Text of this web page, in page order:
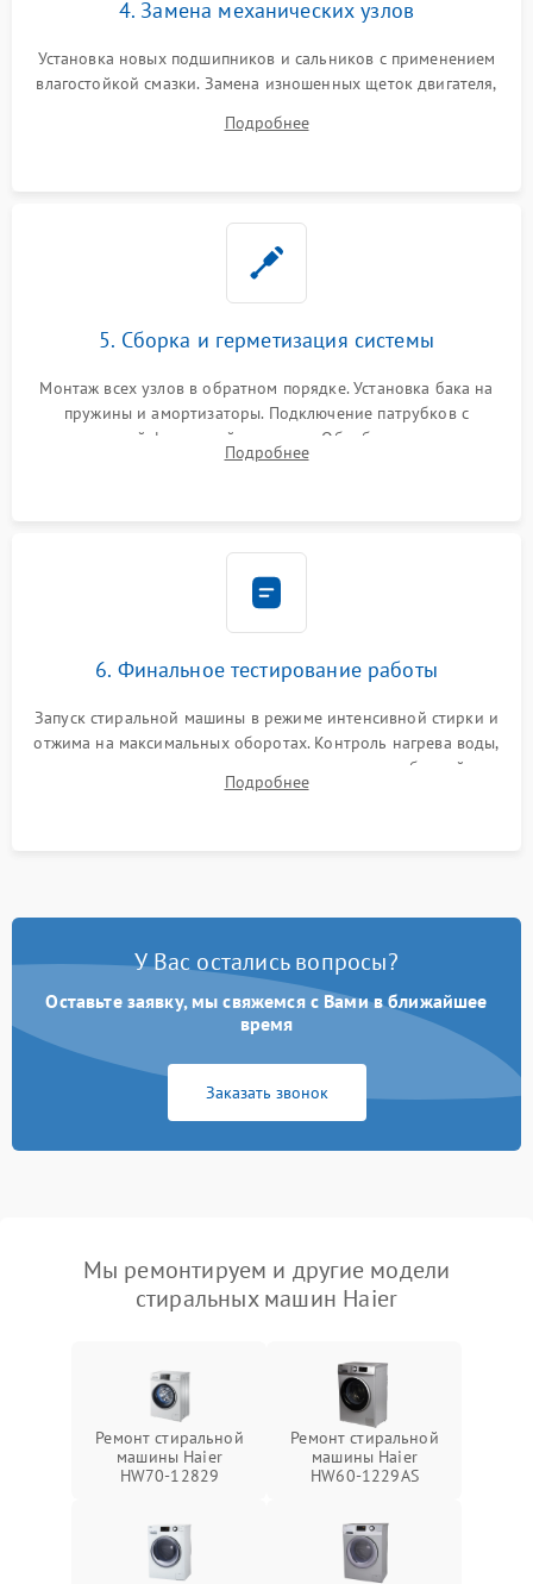
4. Замена механических узлов
Установка новых подшипников и сальников с применением
влагостойкой смазки. Замена изношенных щеток двигателя,
или поврежденной резиновой манжеты.
Подробнее
5. Сборка и герметизация системы
Монтаж всех узлов в обратном порядке. Установка бака на
пружины и амортизаторы. Подключение патрубков с
надежной фиксацией хомутами. Обработка стыков
герметиком для предотвращения возможных протечек воды.
Подробнее
6. Финальное тестирование работы
Запуск стиральной машины в режиме интенсивной стирки и
отжима на максимальных оборотах. Контроль нагрева воды,
корректности слива, отсутствия излишних вибраций,
посторонних стуков и протечек под корпусом.
Подробнее
У Вас остались вопросы?
Оставьте заявку, мы свяжемся с Вами в ближайшее
время
Заказать звонок
Мы ремонтируем и другие модели
стиральных машин Haier
Ремонт стиральной
машины Haier
HW70-12829
Ремонт стиральной
машины Haier
HW60-1229AS